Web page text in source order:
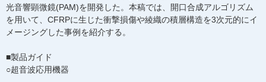
光音響顕微鏡(PAM)を開発した。本稿では、開口合成アルゴリズム
を用いて、CFRPに生じた衝撃損傷や綾織の積層構造を3次元的にイ
メージングした事例を紹介する。
■製品ガイド
○超音波応用機器